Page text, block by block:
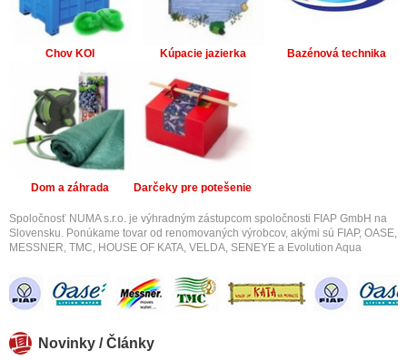
Chov KOI Kúpacie jazierka Bazénová technika
Dom a záhrada Darčeky pre potešenie
Spoločnosť NUMA s.r.o. je výhradným zástupcom spoločnosti FIAP GmbH na
Slovensku. Ponúkame tovar od renomovaných výrobcov, akými sú FIAP, OASE,
MESSNER, TMC, HOUSE OF KATA, VELDA, SENEYE a Evolution Aqua
Novinky / Články